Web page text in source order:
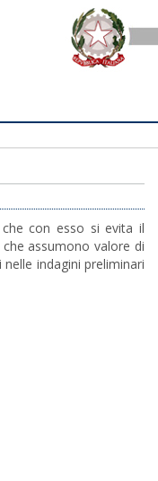
con esso si evita il
assumono valore di
indagini preliminari